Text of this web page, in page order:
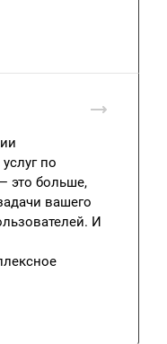
по
это больше,
вашего
И